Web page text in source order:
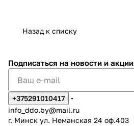
Назад к списку
Подписаться на новости и акции
+375291010417
info_ddo.by@mail.ru
г. Минск ул. Неманская 24 оф.403